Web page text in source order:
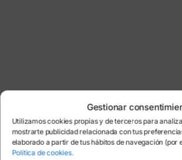
Gestionar
Utilizamos cookies propias y de terceros para
mostrarte publicidad relacionada con tus
elaborado a partir de tus hábitos de navegación (por
Política de cookies.